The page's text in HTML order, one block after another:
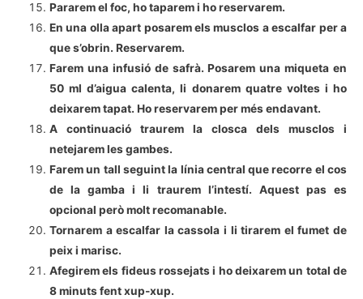
Pararem el foc, ho taparem i ho reservarem.
En una olla apart posarem els musclos a escalfar per a
que s’obrin. Reservarem.
Farem una infusió de safrà. Posarem una miqueta en
50 ml d’aigua calenta, li donarem quatre voltes i ho
deixarem tapat. Ho reservarem per més endavant.
A continuació traurem la closca dels musclos i
netejarem les gambes.
Farem un tall seguint la línia central que recorre el cos
de la gamba i li traurem l’intestí. Aquest pas es
opcional però molt recomanable.
Tornarem a escalfar la cassola i li tirarem el fumet de
peix i marisc.
Afegirem els fideus rossejats i ho deixarem un total de
8 minuts fent xup-xup.